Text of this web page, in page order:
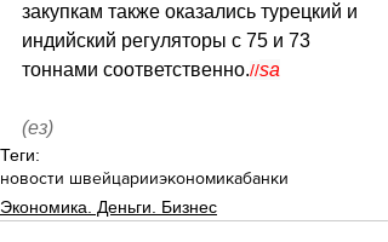
закупкам также оказались турецкий и
индийский регуляторы с 75 и 73
тоннами соответственно.//sa
(ез)
Теги:
новости швейцарииэкономикабанки
Экономика. Деньги. Бизнес